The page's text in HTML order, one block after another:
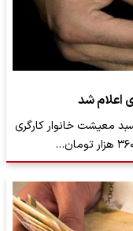
اعلام شد
معیشت خانوار کارگری